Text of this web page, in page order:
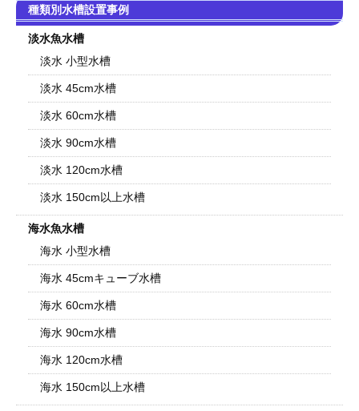
種類別水槽設置事例
淡水魚水槽
淡水 小型水槽
淡水 45cm水槽
淡水 60cm水槽
淡水 90cm水槽
淡水 120cm水槽
淡水 150cm以上水槽
海水魚水槽
海水 小型水槽
海水 45cmキューブ水槽
海水 60cm水槽
海水 90cm水槽
海水 120cm水槽
海水 150cm以上水槽